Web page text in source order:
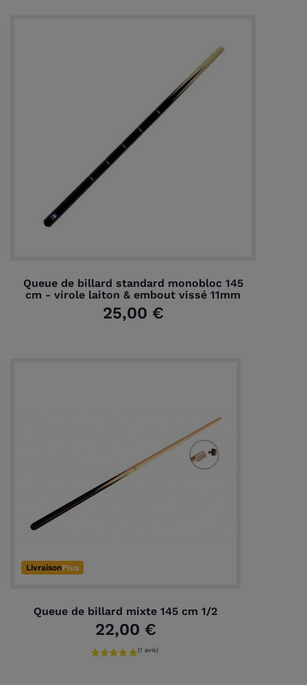
Queue de billard standard monobloc 145
cm - virole laiton & embout vissé 11mm
25,00 €
LivraisonPlus
Queue de billard mixte 145 cm 1/2
22,00 €